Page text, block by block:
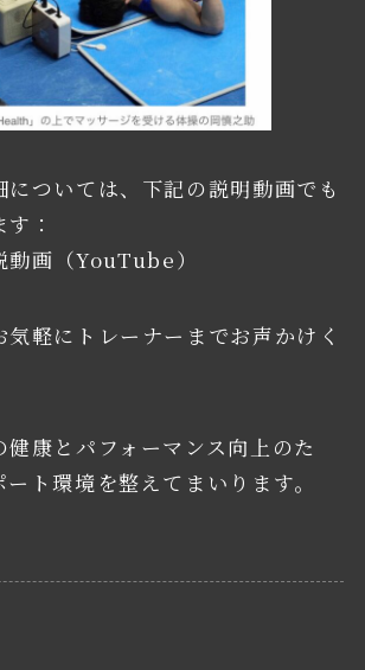
ついては、下記の説明動画でも
：
画（YouTube）
軽にトレーナーまでお声かけく
康とパフォーマンス向上のた
ト環境を整えてまいります。